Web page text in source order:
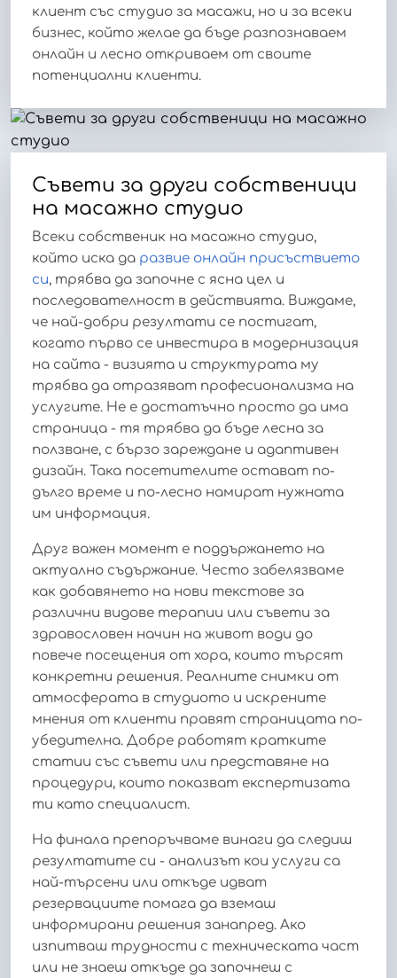
клиент със студио за масажи, но и за всеки
бизнес, който желае да бъде разпознаваем
онлайн и лесно откриваем от своите
потенциални клиенти.
Съвети за други собственици
на масажно студио
Всеки собственик на масажно студио,
който иска да развие онлайн присъствието
си, трябва да започне с ясна цел и
последователност в действията. Виждаме,
че най-добри резултати се постигат,
когато първо се инвестира в модернизация
на сайта - визията и структурата му
трябва да отразяват професионализма на
услугите. Не е достатъчно просто да има
страница - тя трябва да бъде лесна за
ползване, с бързо зареждане и адаптивен
дизайн. Така посетителите остават по-
дълго време и по-лесно намират нужната
им информация.
Друг важен момент е поддържането на
актуално съдържание. Често забелязваме
как добавянето на нови текстове за
различни видове терапии или съвети за
здравословен начин на живот води до
повече посещения от хора, които търсят
конкретни решения. Реалните снимки от
атмосферата в студиото и искрените
мнения от клиенти правят страницата по-
убедителна. Добре работят кратките
статии със съвети или представяне на
процедури, които показват експертизата
ти като специалист.
На финала препоръчваме винаги да следиш
резултатите си - анализът кои услуги са
най-търсени или откъде идват
резервациите помага да вземаш
информирани решения занапред. Ако
изпитваш трудности с техническата част
или не знаеш откъде да започнеш с